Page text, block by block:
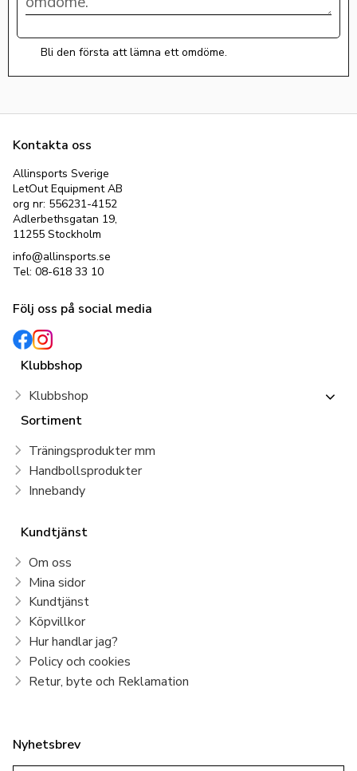
Bli den första att lämna ett omdöme.
Kontakta oss
Allinsports Sverige
LetOut Equipment AB
org nr: 556231-4152
Adlerbethsgatan 19,
11255 Stockholm
info@allinsports.se
Tel: 08-618 33 10
Följ oss på social media
Klubbshop
Klubbshop
Sortiment
Träningsprodukter mm
Handbollsprodukter
Innebandy
Kundtjänst
Om oss
Mina sidor
Kundtjänst
Köpvillkor
Hur handlar jag?
Policy och cookies
Retur, byte och Reklamation
Nyhetsbrev